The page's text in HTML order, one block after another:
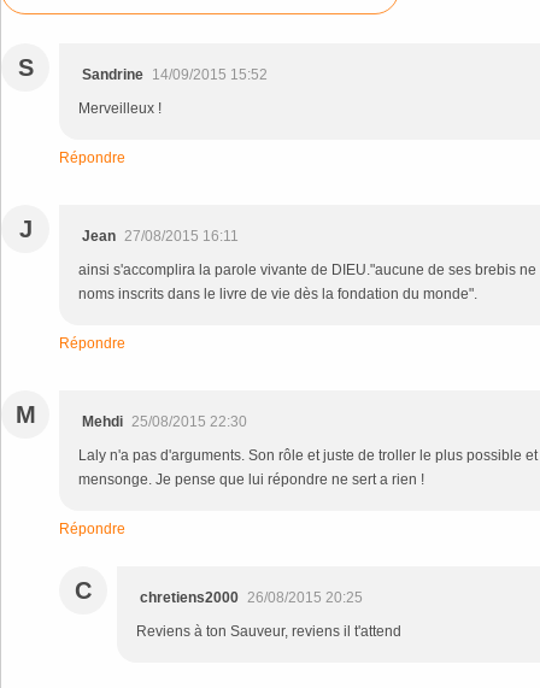
S Sandrine 14/09/2015 15:52
Merveilleux !
Répondre
J Jean 27/08/2015 16:11
ainsi s'accomplira la parole vivante de DIEU."aucune de ses brebis
noms inscrits dans le livre de vie dès la fondation du monde".
Répondre
M Mehdi 25/08/2015 22:30
Laly n'a pas d'arguments. Son rôle et juste de troller le plus possible
mensonge. Je pense que lui répondre ne sert a rien !
Répondre
C chretiens2000 26/08/2015 20:25
Reviens à ton Sauveur, reviens il t'attend